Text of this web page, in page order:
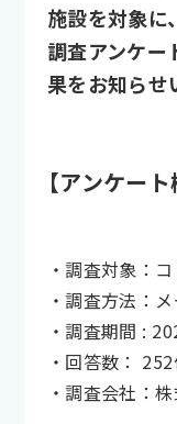
施設を対象に
調査アンケー
果をお知らせ
【アンケート
・調査対象：
・調査方法：
・調査期間 :
・回答数：
・調査会社：